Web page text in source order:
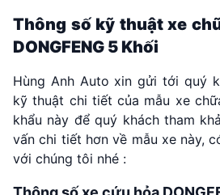
Thông số kỹ thuật xe
DONGFENG 5 Khối
Hùng Anh Auto xin gửi tới quý
kỹ thuật chi tiết của mẫu xe
khẩu này để quý khách tham
vấn chi tiết hơn về mẫu xe này,
với chúng tôi nhé :